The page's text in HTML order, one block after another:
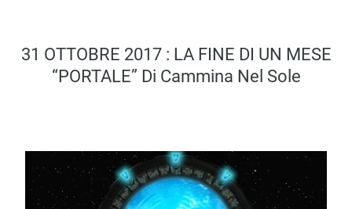
31 OTTOBRE 2017 : LA FINE DI UN MESE
“PORTALE” Di Cammina Nel Sole